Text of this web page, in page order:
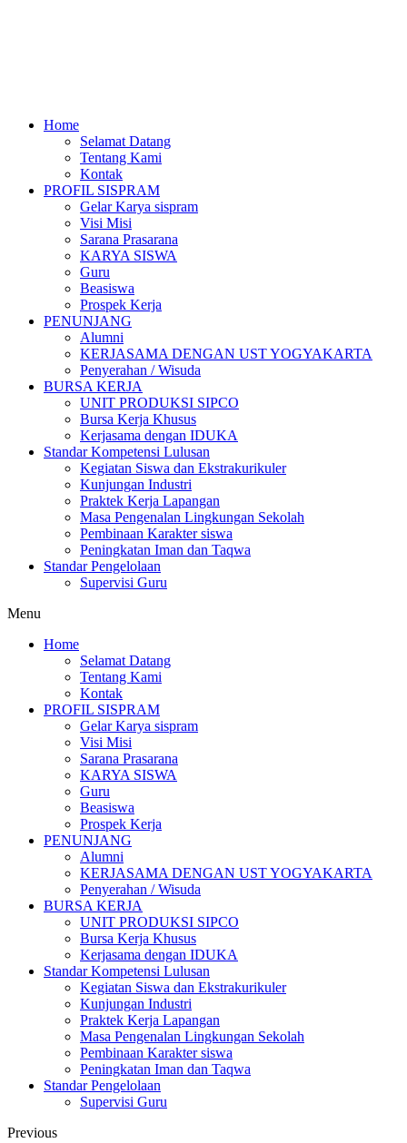
Home
Selamat Datang
Tentang Kami
Kontak
PROFIL SISPRAM
Gelar Karya sispram
Visi Misi
Sarana Prasarana
KARYA SISWA
Guru
Beasiswa
Prospek Kerja
PENUNJANG
Alumni
KERJASAMA DENGAN UST YOGYAKARTA
Penyerahan / Wisuda
BURSA KERJA
UNIT PRODUKSI SIPCO
Bursa Kerja Khusus
Kerjasama dengan IDUKA
Standar Kompetensi Lulusan
Kegiatan Siswa dan Ekstrakurikuler
Kunjungan Industri
Praktek Kerja Lapangan
Masa Pengenalan Lingkungan Sekolah
Pembinaan Karakter siswa
Peningkatan Iman dan Taqwa
Standar Pengelolaan
Supervisi Guru
Menu
Home
Selamat Datang
Tentang Kami
Kontak
PROFIL SISPRAM
Gelar Karya sispram
Visi Misi
Sarana Prasarana
KARYA SISWA
Guru
Beasiswa
Prospek Kerja
PENUNJANG
Alumni
KERJASAMA DENGAN UST YOGYAKARTA
Penyerahan / Wisuda
BURSA KERJA
UNIT PRODUKSI SIPCO
Bursa Kerja Khusus
Kerjasama dengan IDUKA
Standar Kompetensi Lulusan
Kegiatan Siswa dan Ekstrakurikuler
Kunjungan Industri
Praktek Kerja Lapangan
Masa Pengenalan Lingkungan Sekolah
Pembinaan Karakter siswa
Peningkatan Iman dan Taqwa
Standar Pengelolaan
Supervisi Guru
Previous